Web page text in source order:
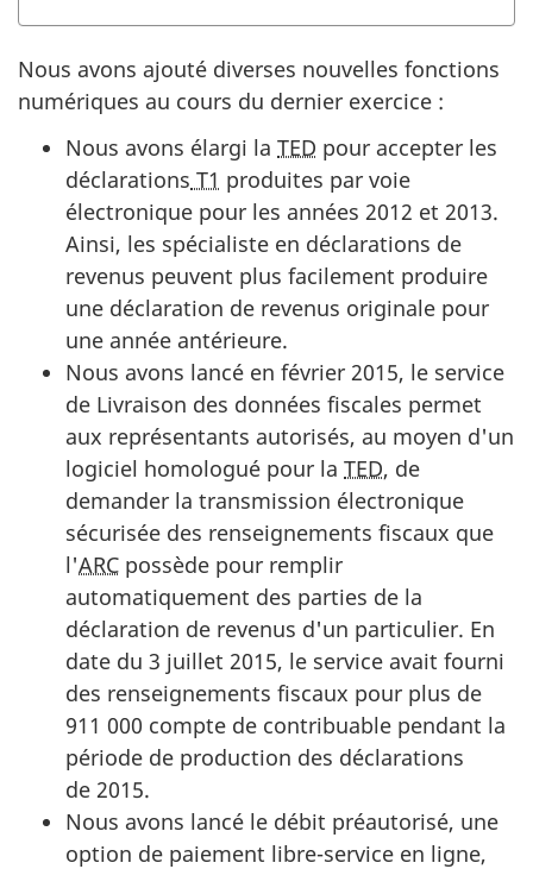
Nous avons ajouté diverses nouvelles fonctions
numériques au cours du dernier exercice :
Nous avons élargi la TED pour accepter les
déclarations T1 produites par voie
électronique pour les années 2012 et 2013.
Ainsi, les spécialiste en déclarations de
revenus peuvent plus facilement produire
une déclaration de revenus originale pour
une année antérieure.
Nous avons lancé en février 2015, le service
de Livraison des données fiscales permet
aux représentants autorisés, au moyen d'un
logiciel homologué pour la TED, de
demander la transmission électronique
sécurisée des renseignements fiscaux que
l'ARC possède pour remplir
automatiquement des parties de la
déclaration de revenus d'un particulier. En
date du 3 juillet 2015, le service avait fourni
des renseignements fiscaux pour plus de
911 000 compte de contribuable pendant la
période de production des déclarations
de 2015.
Nous avons lancé le débit préautorisé, une
option de paiement libre-service en ligne,